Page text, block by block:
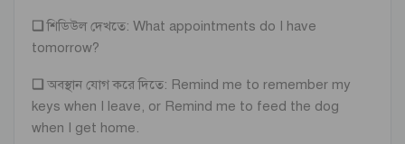
❏শিডিউল দেখতে: What appointments do I have
tomorrow?
❏ অবস্থান যোগ করে দিতে: Remind me to remember my
keys when I leave, or Remind me to feed the dog
when I get home.